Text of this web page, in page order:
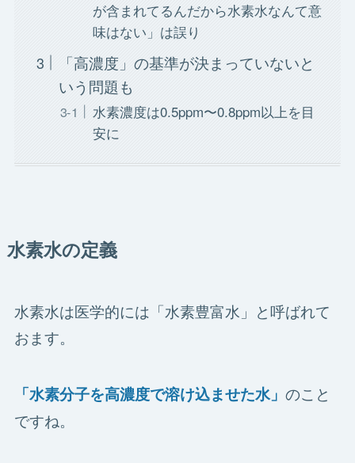
が含まれてるんだから水素水なんて意
味はない」は誤り
「高濃度」の基準が決まっていないと
いう問題も
水素濃度は0.5ppm〜0.8ppm以上を目
安に
水素水の定義
水素水は医学的には「水素豊富水」と呼ばれて
おます。
「水素分子を高濃度で溶け込ませた水」 のこと
ですね。